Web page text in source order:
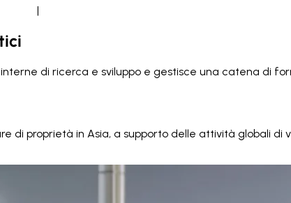
|
di ricerca e sviluppo e gestisce una catena di
di proprietà in Asia, a supporto delle attività globali di